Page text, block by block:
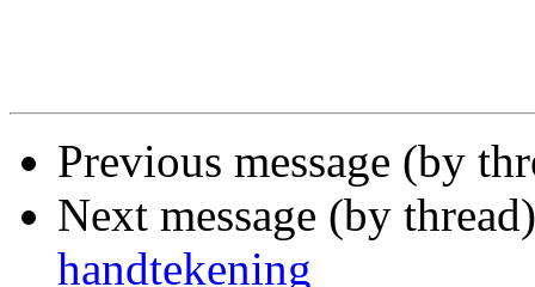
Previous message (by
Next message (by
handtekening